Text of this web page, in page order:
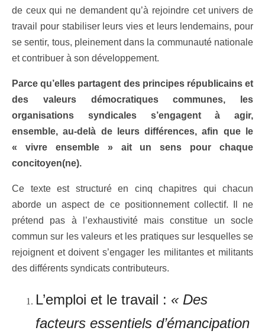
de ceux qui ne demandent qu’à rejoindre cet univers de
travail pour stabiliser leurs vies et leurs lendemains, pour
se sentir, tous, pleinement dans la communauté nationale
et contribuer à son développement.
Parce qu’elles partagent des principes républicains et
des valeurs démocratiques communes, les
organisations syndicales s’engagent à agir,
ensemble, au-delà de leurs différences, afin que le
« vivre ensemble » ait un sens pour chaque
concitoyen(ne).
Ce texte est structuré en cinq chapitres qui chacun
aborde un aspect de ce positionnement collectif. Il ne
prétend pas à l’exhaustivité mais constitue un socle
commun sur les valeurs et les pratiques sur lesquelles se
rejoignent et doivent s’engager les militantes et militants
des différents syndicats contributeurs.
L’emploi et le travail : « Des
facteurs essentiels d’émancipation